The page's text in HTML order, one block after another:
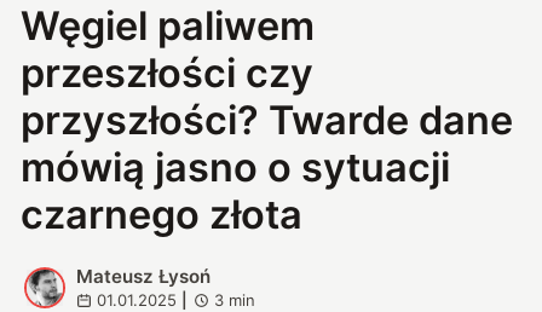
Węgiel paliwem
przeszłości czy
przyszłości? Twarde dane
mówią jasno o sytuacji
czarnego złota
M
Mateusz Łysoń
01.01.2025 3 min